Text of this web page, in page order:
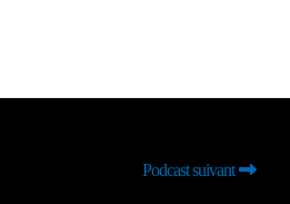
Podcast suivant